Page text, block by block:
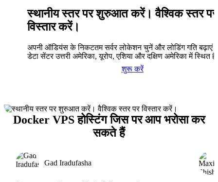
स्थानीय स्तर पर शुरुआत करें। वैश्विक स्तर पर
विस्तार करें।
अपनी ऑडियंस के निकटतम सर्वर लोकेशन चुनें और लोडिंग गति बढ़ाएं।
डेटा सेंटर उत्तरी अमेरिका, यूरोप, एशिया और दक्षिण अमेरिका में स्थित
शुरू करें
Docker VPS होस्टिंग जिस पर आप भरोसा कर
सकते हैं
Gad Iradufasha